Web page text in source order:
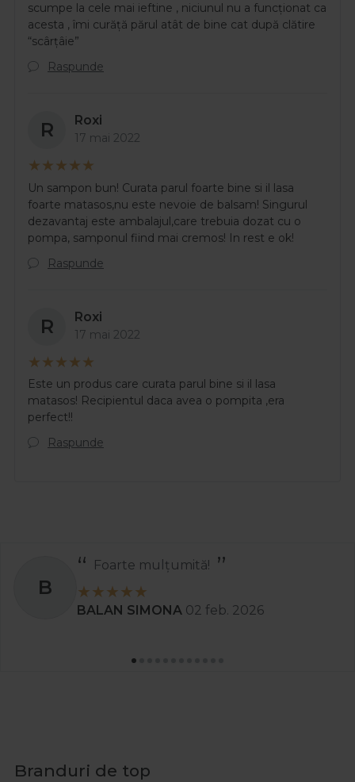
scumpe la cele mai ieftine , niciunul nu a funcționat ca
acesta , îmi curăță părul atât de bine cat după clătire
“scârțâie”
Raspunde
R Roxi
17 mai 2022
Un sampon bun! Curata parul foarte bine si il lasa
foarte matasos,nu este nevoie de balsam! Singurul
dezavantaj este ambalajul,care trebuia dozat cu o
pompa, samponul fiind mai cremos! In rest e ok!
Raspunde
R Roxi
17 mai 2022
Este un produs care curata parul bine si il lasa
matasos! Recipientul daca avea o pompita ,era
perfect!!
Raspunde
B
Foarte mulțumită!
BALAN SIMONA 02 feb. 2026
Branduri de top